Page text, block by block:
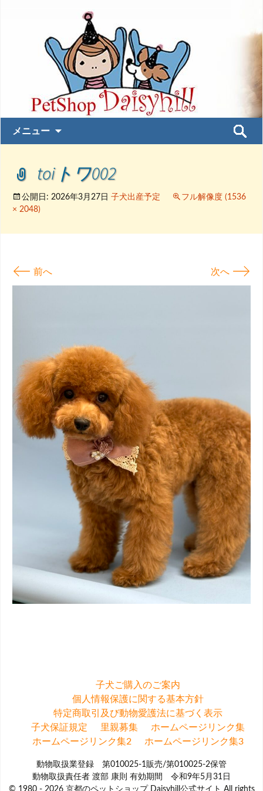
メニュー
ン
ツ
へ
検
toiトワ002
公開日: 2026年3月27日 子犬出産予定
フル解像度 (1536
× 2048)
← 前へ 次へ →
子犬ご購入のご案内
個人情報保護に関する基本方針
特定商取引及び動物愛護法に基づく表示
子犬保証規定
里親募集
ホームページリンク集
ホームページリンク集2
ホームページリンク集3
動物取扱業登録 第010025-1販売/第010025-2保管
動物取扱責任者 渡部 康則 有効期間 令和9年5月31日
© 1980 - 2026 京都のペットショップ Daisyhill公式サイト All rights